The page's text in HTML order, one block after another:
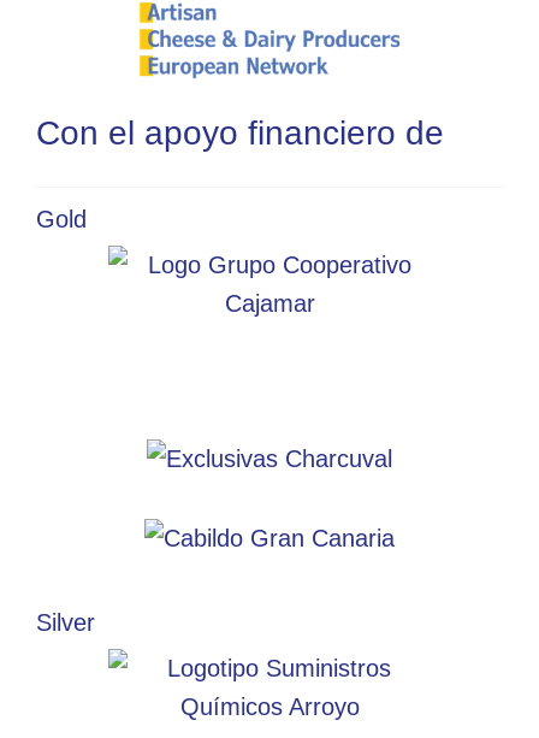
Con el apoyo financiero de
Gold
Silver